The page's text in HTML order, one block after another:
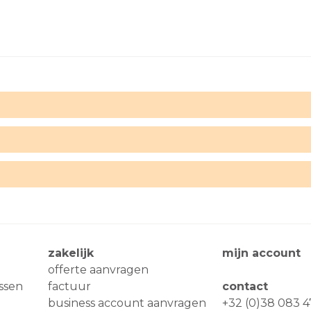
mijn account
contact
+32 (0)38 083
zakelijk
offerte aanvragen
factuur
business account aanvragen